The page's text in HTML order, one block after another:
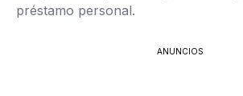
préstamo personal.
ANUNCIOS